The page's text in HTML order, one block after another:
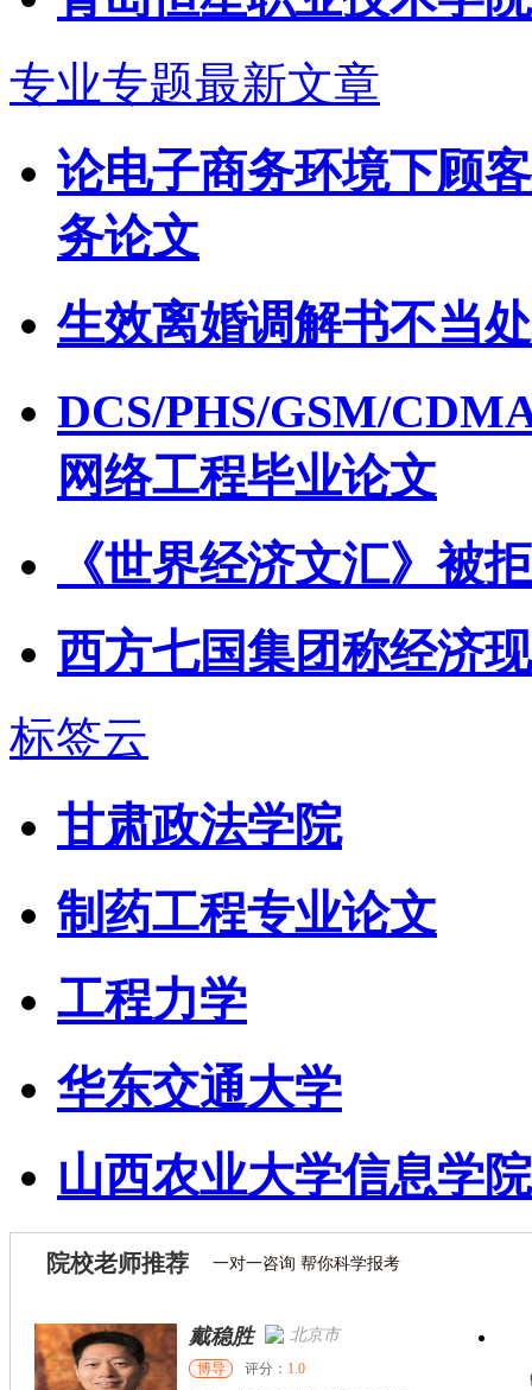
专业专题最新文章
论电子商务环境下顾
务论文
生效离婚调解书不当
DCS/PHS/GSM/
网络工程毕业论文
《世界经济文汇》被
西方七国集团称经济
标签云
甘肃政法学院
制药工程专业论文
工程力学
华东交通大学
山西农业大学信息学院
院校老师推荐 一对一咨询 帮你科学报考
戴稳胜 北京市
博导 评分： 1.0
张千帆 哈尔滨市
博导 评分：